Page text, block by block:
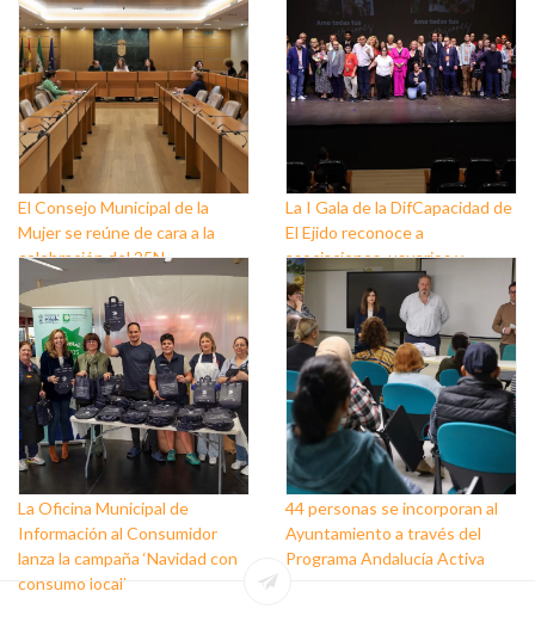
El Consejo Municipal de la
Mujer se reúne de cara a la
celebración del 25N
La I Gala de la DifCapacidad de
El Ejido reconoce a
asociaciones, usuarios y
personas que trabajan a favor
de este colectivo
La Oficina Municipal de
Información al Consumidor
lanza la campaña ‘Navidad con
consumo local’
44 personas se incorporan al
Ayuntamiento a través del
Programa Andalucía Activa